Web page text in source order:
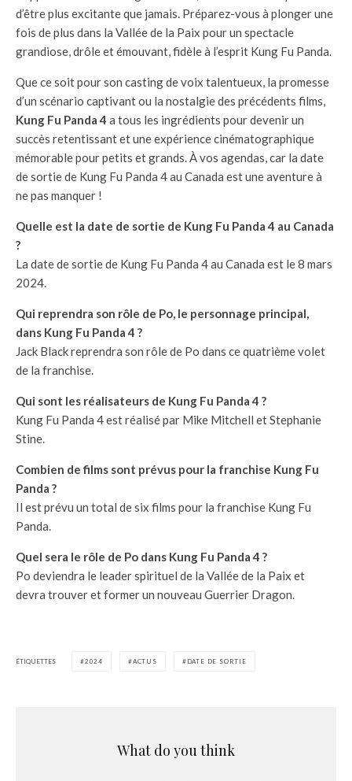
d’être plus excitante que jamais. Préparez-vous à plonger une
fois de plus dans la Vallée de la Paix pour un spectacle
grandiose, drôle et émouvant, fidèle à l’esprit Kung Fu Panda.
Que ce soit pour son casting de voix talentueux, la promesse
d’un scénario captivant ou la nostalgie des précédents films,
Kung Fu Panda 4 a tous les ingrédients pour devenir un
succès retentissant et une expérience cinématographique
mémorable pour petits et grands. À vos agendas, car la date
de sortie de Kung Fu Panda 4 au Canada est une aventure à
ne pas manquer !
Quelle est la date de sortie de Kung Fu Panda 4 au Canada
?
La date de sortie de Kung Fu Panda 4 au Canada est le 8 mars
2024.
Qui reprendra son rôle de Po, le personnage principal,
dans Kung Fu Panda 4 ?
Jack Black reprendra son rôle de Po dans ce quatrième volet
de la franchise.
Qui sont les réalisateurs de Kung Fu Panda 4 ?
Kung Fu Panda 4 est réalisé par Mike Mitchell et Stephanie
Stine.
Combien de films sont prévus pour la franchise Kung Fu
Panda ?
Il est prévu un total de six films pour la franchise Kung Fu
Panda.
Quel sera le rôle de Po dans Kung Fu Panda 4 ?
Po deviendra le leader spirituel de la Vallée de la Paix et
devra trouver et former un nouveau Guerrier Dragon.
ÉTIQUETTES 2024 ACTUS DATE DE SORTIE
What do you think